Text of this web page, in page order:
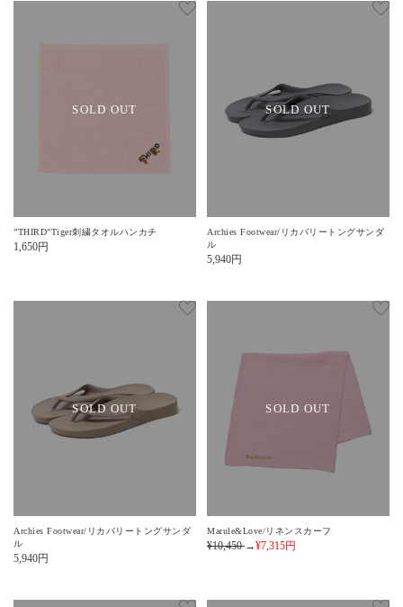
SOLD OUT
”THIRD”Tiger刺繍タオルハンカチ
1,650円
SOLD OUT
Archies Footwear/リカバリートングサンダ
ル
5,940円
SOLD OUT
Archies Footwear/リカバリートングサンダ
ル
5,940円
SOLD OUT
Marule&Love/リネンスカーフ
¥10,450→¥7,315円